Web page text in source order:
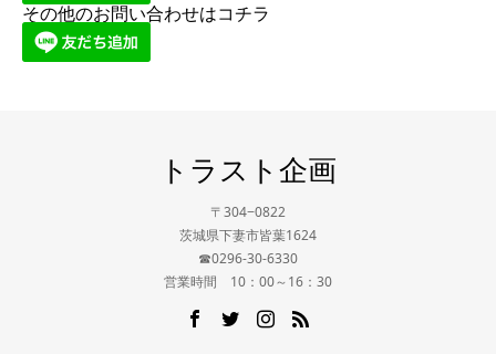
その他のお問い合わせはコチラ
トラスト企画
〒304−0822
茨城県下妻市皆葉1624
☎0296-30-6330
営業時間 10：00～16：30